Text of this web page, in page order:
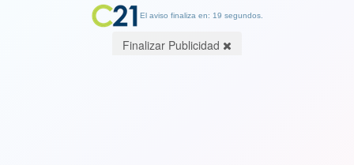
El aviso finaliza en: 19 segundos.
Finalizar Publicidad